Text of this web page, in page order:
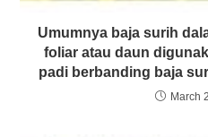
Umumnya baja surih
foliar atau daun
padi berbanding baja
March